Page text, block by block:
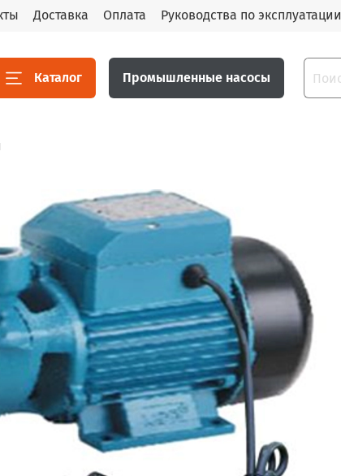
Доставка Оплата Руководства по эксплуатации
Каталог Промышленные насосы